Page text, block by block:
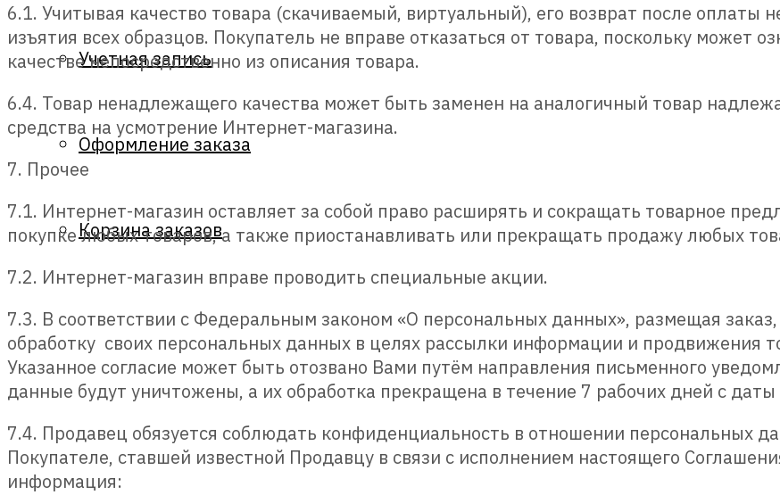
Учетная запись
Оформление заказа
Корзина заказов
6.1. Учитывая качество товара (скачиваемый, виртуальный), его возврат после оплаты
изъятия всех образцов. Покупатель не вправе отказаться от товара, поскольку может
качестве непосредственно из описания товара.
6.4. Товар ненадлежащего качества может быть заменен на аналогичный товар
средства на усмотрение Интернет-магазина.
7. Прочее
7.1. Интернет-магазин оставляет за собой право расширять и сокращать товарное
покупке любых товаров, а также приостанавливать или прекращать продажу любых
7.2. Интернет-магазин вправе проводить специальные акции.
7.3. В соответствии с Федеральным законом «О персональных данных», размещая
обработку своих персональных данных в целях рассылки информации и продвижения
Указанное согласие может быть отозвано Вами путём направления письменного
данные будут уничтожены, а их обработка прекращена в течение 7 рабочих дней с
7.4. Продавец обязуется соблюдать конфиденциальность в отношении персональных
Покупателе, ставшей известной Продавцу в связи с исполнением настоящего
информация: